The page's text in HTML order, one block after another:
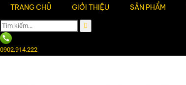
TRANG CHỦ GIỚI THIỆU SẢN PHẨM
0902.914.222